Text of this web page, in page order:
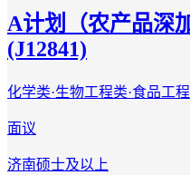
A计划（农产品深
(J12841)
化学类·生物工程类·食品工
面议
济南硕士及以上